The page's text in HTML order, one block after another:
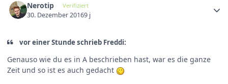
Nerotip Verifiziert
30. Dezember 20169 j
vor einer Stunde schrieb Freddi:
Genauso wie du es in A beschrieben hast, war es die ganze
Zeit und so ist es auch gedacht